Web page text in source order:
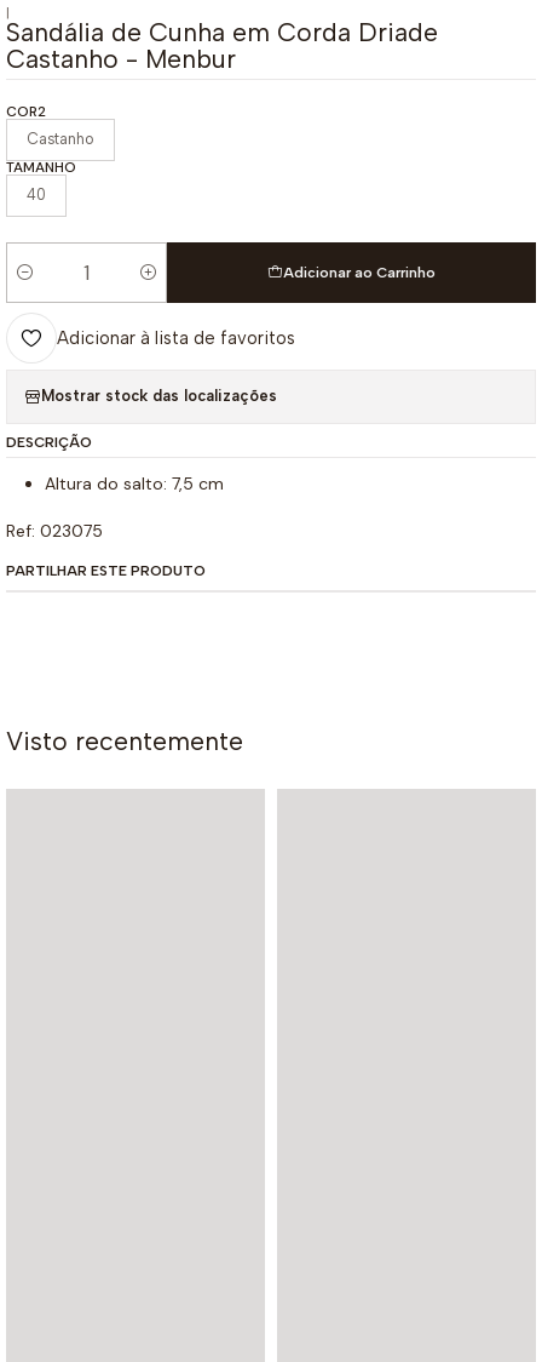
|
Sandália de Cunha em Corda Driade
Castanho - Menbur
COR2
Castanho
TAMANHO
40
Quantidade
Adicionar ao Carrinho
Adicionar à lista de favoritos
Mostrar stock das localizações
DESCRIÇÃO
Altura do salto: 7,5 cm
Ref: 023075
PARTILHAR ESTE PRODUTO
Visto recentemente